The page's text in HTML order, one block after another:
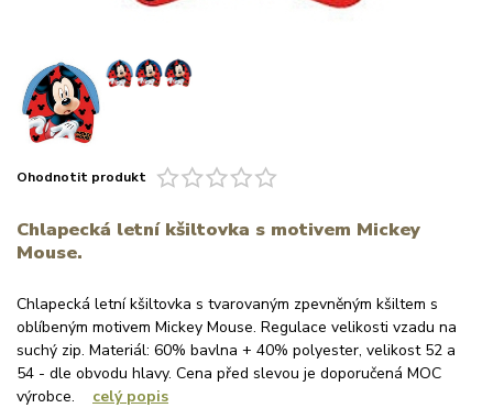
Ohodnotit produkt
Chlapecká letní kšiltovka s motivem Mickey
Mouse.
Chlapecká letní kšiltovka s tvarovaným zpevněným kšiltem s
oblíbeným motivem Mickey Mouse. Regulace velikosti vzadu na
suchý zip. Materiál: 60% bavlna + 40% polyester, velikost 52 a
54 - dle obvodu hlavy. Cena před slevou je doporučená MOC
výrobce. celý popis